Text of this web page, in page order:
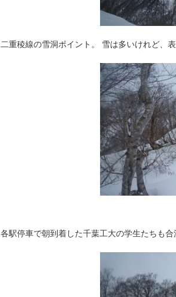
二重稜線の雪洞ポイント。 雪は多いけれど、
各駅停車で朝到着した千葉工大の学生たちも合